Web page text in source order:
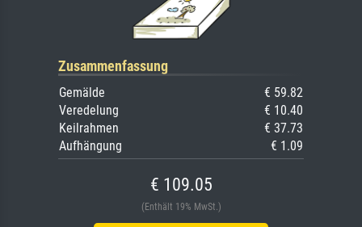
Zusammenfassung
Gemälde
€ 59.82
Veredelung
€ 10.40
Keilrahmen
€ 37.73
Aufhängung
€ 1.09
€ 109.05
(Enthält 19% MwSt.)